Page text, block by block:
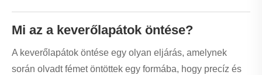
Mi az a keverőlapátok öntése?
A keverőlapátok öntése egy olyan eljárás, amelynek
során olvadt fémet öntöttek egy formába, hogy precíz és